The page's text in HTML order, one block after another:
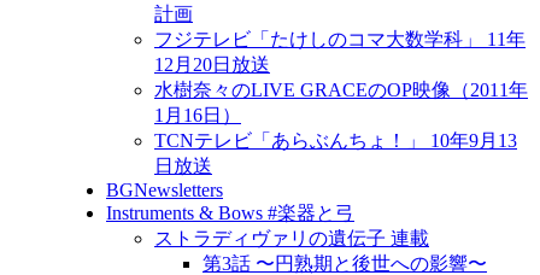
計画
フジテレビ「たけしのコマ大数学科」 11年
12月20日放送
水樹奈々のLIVE GRACEのOP映像（2011年
1月16日）
TCNテレビ「あらぶんちょ！」 10年9月13
日放送
BGNewsletters
Instruments & Bows #楽器と弓
ストラディヴァリの遺伝子 連載
第3話 〜円熟期と後世への影響〜